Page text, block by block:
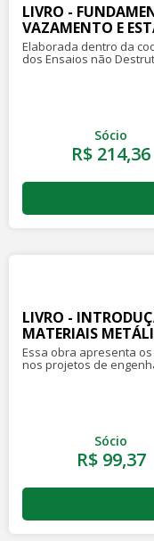
LIVRO -
VAZAMENTO E
Elaborada dentro da
dos Ensaios não
Sócio
R$ 214,36
LIVRO -
MATERIAIS
Essa obra apresenta
nos projetos de
Sócio
R$ 99,37